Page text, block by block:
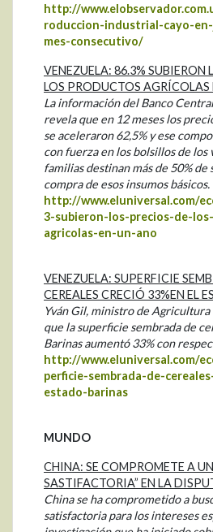
http://
roduccion-industrial-cayo-
mes-consecutivo/
VENEZUELA: 86.3% SUBIERON
LOS PRODUCTOS AGRÍCOLAS
La información del Banco
revela que en 12 meses los
se aceleraron 62,5% y ese
con fuerza en los bolsillos de los
familias destinan más de 50% de
compra de esos insumos básicos.
http://www.eluniversal.com/
3-subieron-los-precios-de-
agricolas-en-un-ano
VENEZUELA: SUPERFICIE
CEREALES CRECIÓ 33%EN EL
Yván Gil, ministro de
que la superficie sembrada de
Barinas aumentó 33% con
http://www.eluniversal.com/
perficie-sembrada-de-
estado-barinas
MUNDO
CHINA: SE COMPROMETE A
SASTIFACTORIA” EN LA
China se ha comprometido a
satisfactoria para los intereses